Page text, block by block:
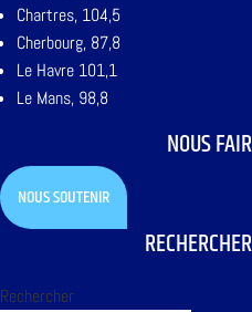
Chartres, 104,5
Cherbourg, 87,8
Le Havre 101,1
Le Mans, 98,8
NOUS
NOUS SOUTENIR
Rechercher